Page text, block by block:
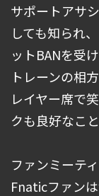
サポートアサ
しても知られ
ットBANを受
トレーンの相
レイヤー席で
クも良好なこ
ファンミーテ
Fnaticファン